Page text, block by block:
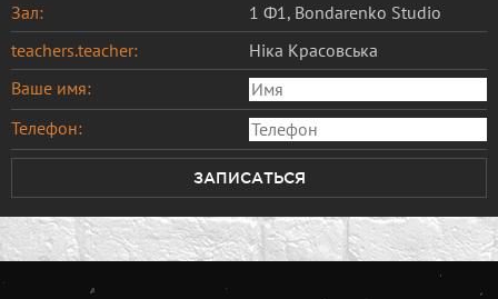
Зал:
1 Ф1, Bondarenko Studio
teachers.teacher:
Ніка Красовська
Ваше имя:
Телефон:
ЗАПИСАТЬСЯ